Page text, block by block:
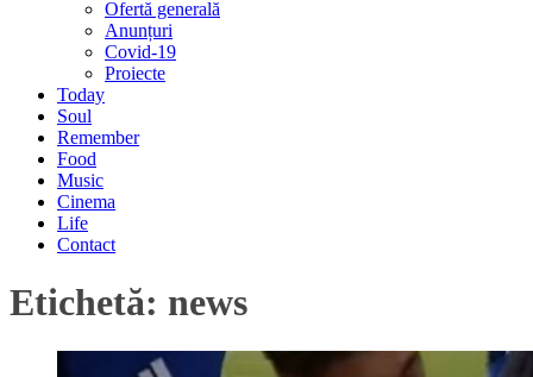
Ofertă generală
Anunțuri
Covid-19
Proiecte
Today
Soul
Remember
Food
Music
Cinema
Life
Contact
Etichetă: news